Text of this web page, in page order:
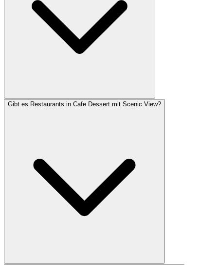
Gibt es Restaurants in Cafe Dessert mit Scenic View?